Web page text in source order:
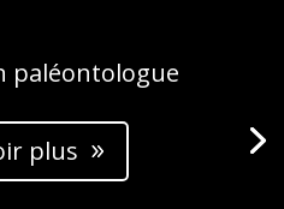
paléontologue
plus